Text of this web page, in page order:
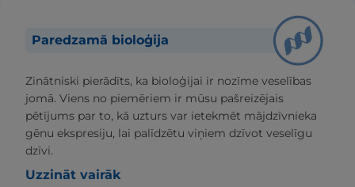
Paredzamā bioloģija
Zinātniski pierādīts, ka bioloģijai ir nozīme veselības
jomā. Viens no piemēriem ir mūsu pašreizējais
pētījums par to, kā uzturs var ietekmēt mājdzīvnieka
gēnu ekspresiju, lai palīdzētu viņiem dzīvot veselīgu
dzīvi.
Uzzināt vairāk